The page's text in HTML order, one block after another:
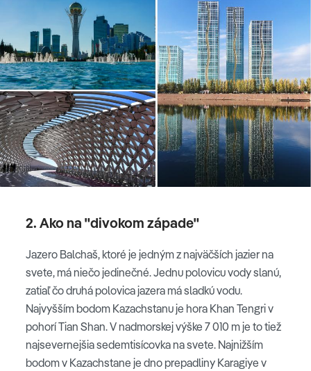
2. Ako na "divokom západe"
Jazero Balchaš, ktoré je jedným z najväčších jazier na
svete, má niečo jedinečné.Jednu polovicu vody slanú,
zatiaľ čo druhá polovica jazera má sladkú vodu.
Najvyšším bodom Kazachstanu je hora Khan Tengri v
pohorí Tian Shan.V nadmorskej výške 7 010 m je to tiež
najsevernejšia sedemtisícovka na svete. Najnižším
bodom v Kazachstane je dno prepadliny Karagiye v